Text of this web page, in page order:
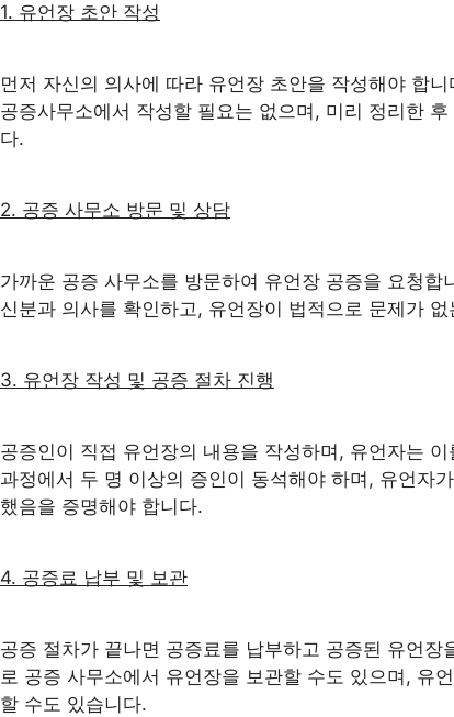
1. 유언장 초안 작성
먼저 자신의 의사에 따라 유언장 초안을 작성해야 합
공증사무소에서 작성할 필요는 없으며, 미리 정리한
다.
2. 공증 사무소 방문 및 상담
가까운 공증 사무소를 방문하여 유언장 공증을 요청합
신분과 의사를 확인하고, 유언장이 법적으로 문제가
3. 유언장 작성 및 공증 절차 진행
공증인이 직접 유언장의 내용을 작성하며, 유언자는
과정에서 두 명 이상의 증인이 동석해야 하며, 유언자
했음을 증명해야 합니다.
4. 공증료 납부 및 보관
공증 절차가 끝나면 공증료를 납부하고 공증된 유언장
로 공증 사무소에서 유언장을 보관할 수도 있으며, 유
할 수도 있습니다.